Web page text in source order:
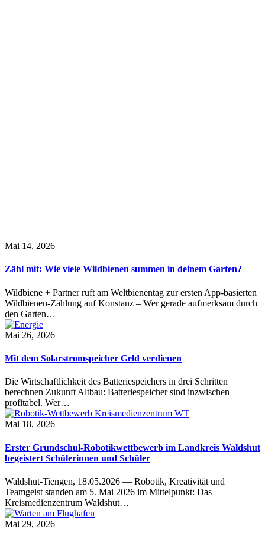
Mai 14, 2026
Zähl mit: Wie viele Wildbienen summen in deinem Garten?
Wildbiene + Partner ruft am Weltbienentag zur ersten App-basierten
Wildbienen-Zählung auf Konstanz – Wer gerade aufmerksam durch
den Garten…
Mai 26, 2026
Mit dem Solarstromspeicher Geld verdienen
Die Wirtschaftlichkeit des Batteriespeichers in drei Schritten
berechnen Zukunft Altbau: Batteriespeicher sind inzwischen
profitabel. Wer…
Mai 18, 2026
Erster Grundschul-Robotikwettbewerb im Landkreis Waldshut
begeistert Schülerinnen und Schüler
Waldshut-Tiengen, 18.05.2026 — Robotik, Kreativität und
Teamgeist standen am 5. Mai 2026 im Mittelpunkt: Das
Kreismedienzentrum Waldshut…
Mai 29, 2026